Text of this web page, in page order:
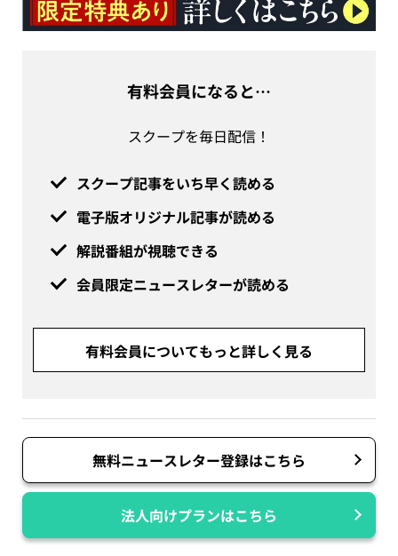
有料会員になると…
スクープを毎日配信！
スクープ記事をいち早く読める
電子版オリジナル記事が読める
解説番組が視聴できる
会員限定ニュースレターが読める
有料会員についてもっと詳しく見る
無料ニュースレター登録はこちら
法人向けプランはこちら